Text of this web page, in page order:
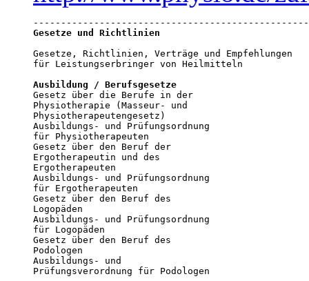
Gesetze und Richtlinien
Gesetze, Richtlinien, Verträge und Empfehlungen
für Leistungserbringer von Heilmitteln
Ausbildung / Berufsgesetze
Gesetz über die Berufe in der
Physiotherapie (Masseur- und
Physiotherapeutengesetz)
Ausbildungs- und Prüfungsordnung
für Physiotherapeuten
Gesetz über den Beruf der
Ergotherapeutin und des
Ergotherapeuten
Ausbildungs- und Prüfungsordnung
für Ergotherapeuten
Gesetz über den Beruf des
Logopäden
Ausbildungs- und Prüfungsordnung
für Logopäden
Gesetz über den Beruf des
Podologen
Ausbildungs- und
Prüfungsverordnung für Podologen